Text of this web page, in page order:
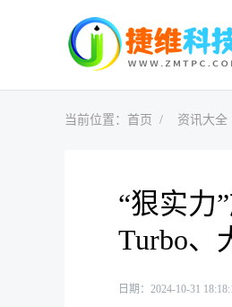
当前位置： 首页 资讯大全
“狠实力
Turbo、
日期：2024-10-31